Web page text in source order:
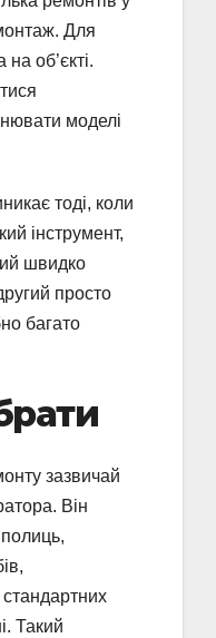
Для
об’єкті.
моделі
тоді, коли
інструмент,
швидко
просто
багато
зазвичай
Він
стандартних
Такий